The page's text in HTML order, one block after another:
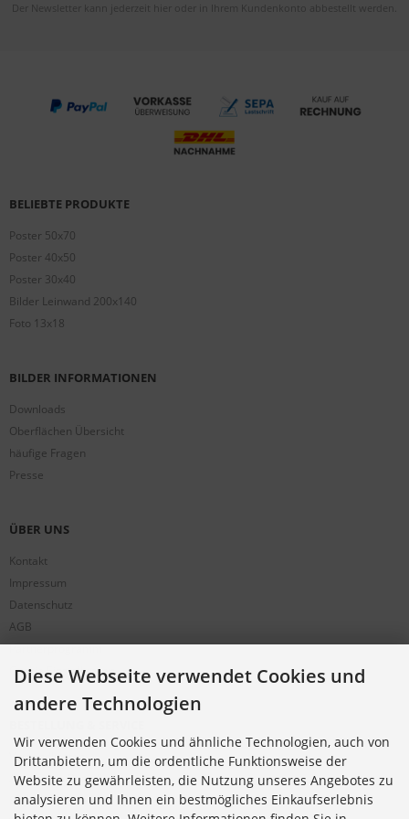
Der Newsletter kann jederzeit hier oder in Ihrem Kundenkonto abbestellt werden.
BELIEBTE PRODUKTE
Poster 50x70
Poster 40x50
Poster 30x40
Bilder Leinwand 200x140
Foto 13x18
BILDER INFORMATIONEN
Downloads
Oberflächen Übersicht
häufige Fragen
Presse
ÜBER UNS
Kontakt
Impressum
Datenschutz
AGB
Partnerprogramm
Cookie Einstellungen
Versandkosten
Alternative Bestellwege
Sicher Einkaufen
Diese Webseite verwendet Cookies und
andere Technologien
Wir verwenden Cookies und ähnliche Technologien, auch von
Drittanbietern, um die ordentliche Funktionsweise der
Website zu gewährleisten, die Nutzung unseres Angebotes zu
analysieren und Ihnen ein bestmögliches Einkaufserlebnis